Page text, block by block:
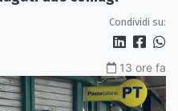
Condividi su:
13 ore fa